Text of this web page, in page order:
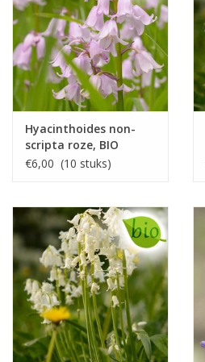
Hyacinthoides non-
scripta roze, BIO
€6,00 (10 stuks)